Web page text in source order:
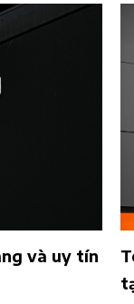
và uy tín